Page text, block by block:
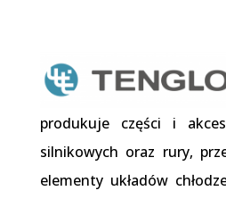
produkuje części i
silnikowych oraz rury,
elementy układów